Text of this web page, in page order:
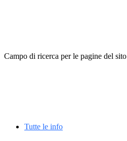
Campo di ricerca per le pagine del sito
Tutte le info